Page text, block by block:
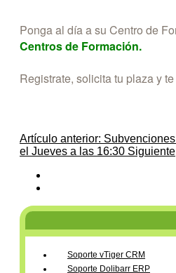
Ponga al día a su Centro de
Centros de Formación.
Registrate, solicita tu plaza y
Artículo anterior:
el Jueves a las 16:30 Siguiente
Soporte vTiger CRM
Soporte Dolibarr ERP